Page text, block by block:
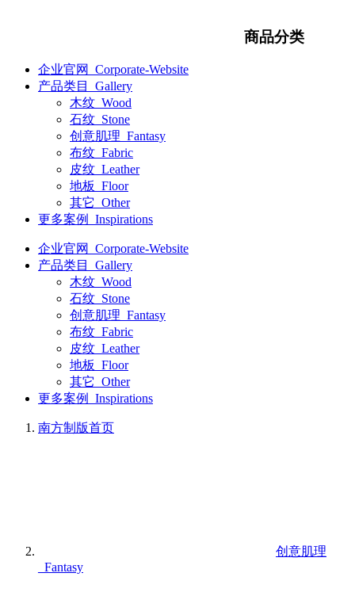
商品分类
企业官网_Corporate-Website
产品类目_Gallery
木纹_Wood
石纹_Stone
创意肌理_Fantasy
布纹_Fabric
皮纹_Leather
地板_Floor
其它_Other
更多案例_Inspirations
企业官网_Corporate-Website
产品类目_Gallery
木纹_Wood
石纹_Stone
创意肌理_Fantasy
布纹_Fabric
皮纹_Leather
地板_Floor
其它_Other
更多案例_Inspirations
南方制版首页
创意肌理
_Fantasy